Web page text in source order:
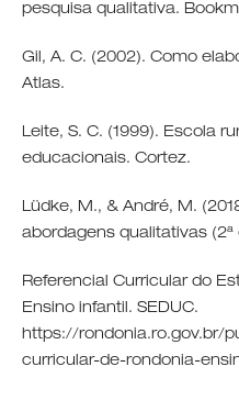
pesquisa qualitativa.
Gil, A. C. (2002). Como
Atlas.
Leite, S. C. (1999). Escola
educacionais. Cortez.
Lüdke, M., & André, M.
abordagens qualitativas (2ª
Referencial Curricular do
Ensino infantil. SEDUC.
https://rondonia.ro.gov.br/
curricular-de-rondonia-